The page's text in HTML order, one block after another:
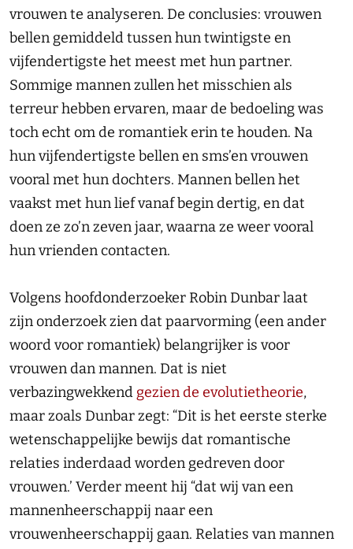
vrouwen te analyseren. De conclusies: vrouwen
bellen gemiddeld tussen hun twintigste en
vijfendertigste het meest met hun partner.
Sommige mannen zullen het misschien als
terreur hebben ervaren, maar de bedoeling was
toch echt om de romantiek erin te houden. Na
hun vijfendertigste bellen en sms’en vrouwen
vooral met hun dochters. Mannen bellen het
vaakst met hun lief vanaf begin dertig, en dat
doen ze zo’n zeven jaar, waarna ze weer vooral
hun vrienden contacten.
Volgens hoofdonderzoeker Robin Dunbar laat
zijn onderzoek zien dat paarvorming (een ander
woord voor romantiek) belangrijker is voor
vrouwen dan mannen. Dat is niet
verbazingwekkend gezien de evolutietheorie,
maar zoals Dunbar zegt: “Dit is het eerste sterke
wetenschappelijke bewijs dat romantische
relaties inderdaad worden gedreven door
vrouwen.’ Verder meent hij “dat wij van een
mannenheerschappij naar een
vrouwenheerschappij gaan. Relaties van mannen